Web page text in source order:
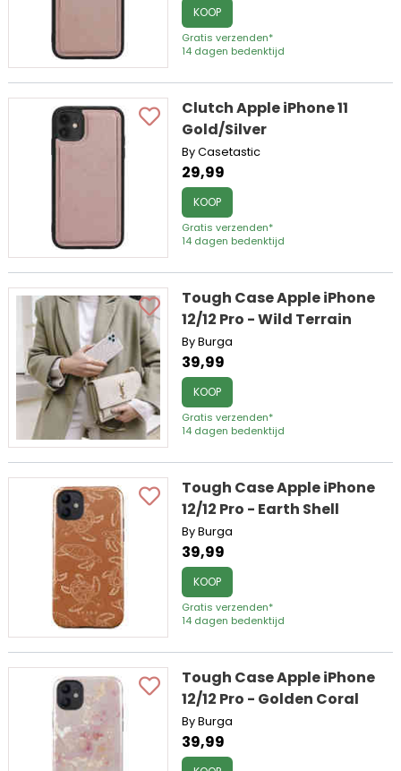
KOOP
Gratis verzenden*
14 dagen bedenktijd
Clutch Apple iPhone 11
Gold/Silver
By Casetastic
29,99
KOOP
Gratis verzenden*
14 dagen bedenktijd
Tough Case Apple iPhone
12/12 Pro - Wild Terrain
By Burga
39,99
KOOP
Gratis verzenden*
14 dagen bedenktijd
Tough Case Apple iPhone
12/12 Pro - Earth Shell
By Burga
39,99
KOOP
Gratis verzenden*
14 dagen bedenktijd
Tough Case Apple iPhone
12/12 Pro - Golden Coral
By Burga
39,99